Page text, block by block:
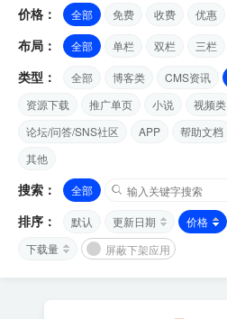
价格： 全部 免费 收费 优惠
布局： 全部 单栏 双栏 三栏
类型： 全部 博客类 CMS资讯
资源下载
推广单页 小说 视频类
论坛/问答/SNS社区
APP 帮助文档
其他
搜索： 全部
排序： 默认 更新日期 价格
下载量
屏蔽下架应用